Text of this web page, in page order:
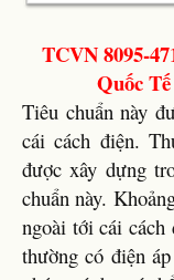
TCVN 8095-
Quốc
Tiêu chuẩn này
cái cách điện.
được xây dựng
chuẩn này.
ngoài tới cái
thường có điện